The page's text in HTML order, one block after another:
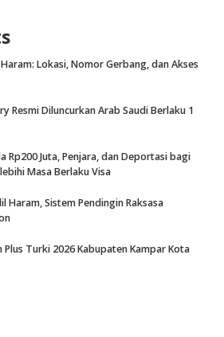
Lokasi, Nomor Gerbang, dan Akses
Resmi Diluncurkan Arab Saudi Berlaku 1
Rp200 Juta, Penjara, dan Deportasi bagi
Masa Berlaku Visa
Haram, Sistem Pendingin Raksasa
Plus Turki 2026 Kabupaten Kampar Kota